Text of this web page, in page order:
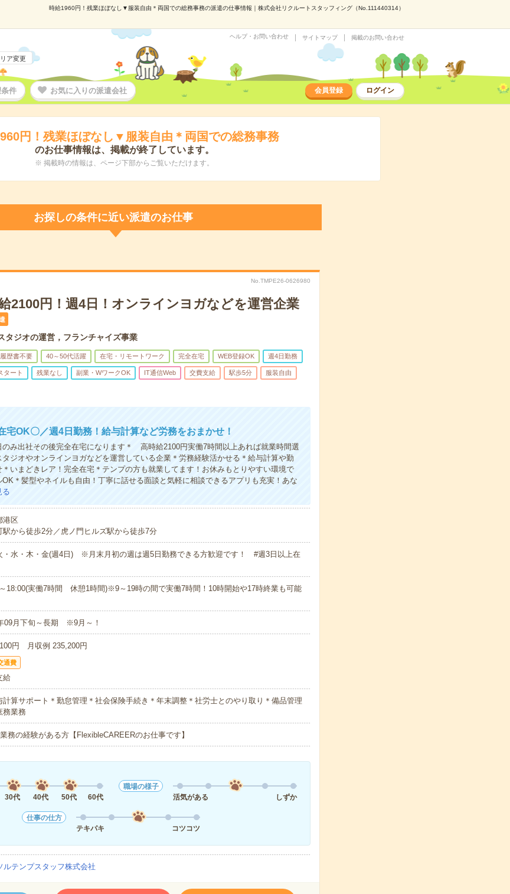
時給1960円！残業ほぼなし▼服装自由＊両国での総務事務の派遣の仕事情報｜株式会社リクルートスタッフィング（No.111440314）
ア変更
ヘルプ・お問い合わせ サイトマップ 掲載のお問い合わせ
件 お気に入りの派遣会社 会員登録 ログイン
円！残業ほぼなし▼服装自由＊両国での総務事務
のお仕事情報は、掲載が終了しています。
※ 掲載時の情報は、ページ下部からご覧いただけます。
お探しの条件に近い派遣のお仕事
No.TMPE26-0626980
2100円！週4日！オンラインヨガなどを運営企業
タジオの運営，フランチャイズ事業
履歴書不要 40～50代活躍 在宅・リモートワーク 完全在宅 WEB登録OK 週4日勤務
タート 残業なし 副業・WワークOK IT通信Web 交費支給 駅歩5分 服装自由
宅OK〇／週4日勤務！給与計算など労務をおまかせ！
のみ出社その後完全在宅になります＊ 高時給2100円実働7時間以上あれば就業時間選
ジオやオンラインヨガなどを運営している企業＊労務経験活かせる＊給与計算や勤
いまどきレア！完全在宅＊テンプの方も就業してます！お休みもとりやすい環境で
＊髪型やネイルも自由！丁寧に話せる面談と気軽に相談できるアプリも充実！あな
る
港区
駅から徒歩2分／虎ノ門ヒルズ駅から徒歩7分
・水・木・金(週4日) ※月末月初の週は週5日勤務できる方歓迎です！ #週3日以上在
18:00(実働7時間 休憩1時間)※9～19時の間で実働7時間！10時開始や17時終業も可能
09月下旬～長期 ※9月～！
円 月収例 235,200円
通費
給
計算サポート＊勤怠管理＊社会保険手続き＊年末調整＊社労士とのやり取り＊備品管理
務業務
務の経験がある方【FlexibleCAREERのお仕事です】
30代 40代 50代 60代
職場の様子
活気がある
しずか
仕事の仕方
テキパキ
コツコツ
ルテンプスタッフ株式会社